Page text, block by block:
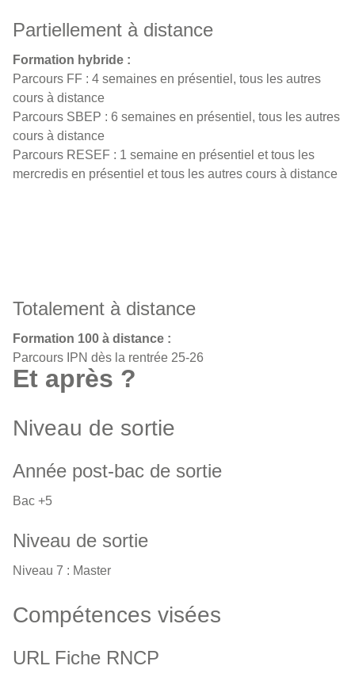
Partiellement à distance
Formation hybride :
Parcours FF : 4 semaines en présentiel, tous les autres
cours à distance
Parcours SBEP : 6 semaines en présentiel, tous les autres
cours à distance
Parcours RESEF : 1 semaine en présentiel et tous les
mercredis en présentiel et tous les autres cours à distance
Totalement à distance
Formation 100 à distance :
Parcours IPN dès la rentrée 25-26
Et après ?
Niveau de sortie
Année post-bac de sortie
Bac +5
Niveau de sortie
Niveau 7 : Master
Compétences visées
URL Fiche RNCP